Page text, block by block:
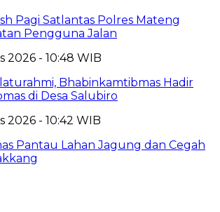
Pagi Satlantas Polres Mateng
Pengguna Jalan
2026 - 10:48 WIB
Bhabinkamtibmas Hadir
di Desa Salubiro
2026 - 10:42 WIB
Pantau Lahan Jagung dan Cegah